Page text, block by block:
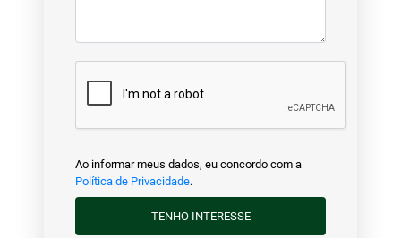
Ao informar meus dados, eu concordo com a
Política de Privacidade.
TENHO INTERESSE